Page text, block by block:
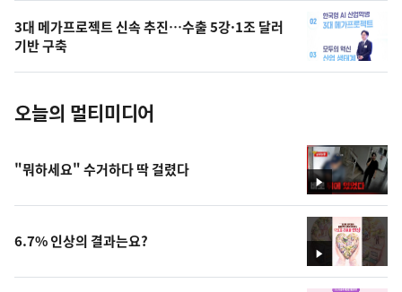
사
진
3대 메가프로젝트 신속 추진…수출 5강·1조 달러
기반 구축
오늘의 멀티미디어
영
상
"뭐하세요" 수거하다 딱 걸렸다
영
상
6.7% 인상의 결과는요?